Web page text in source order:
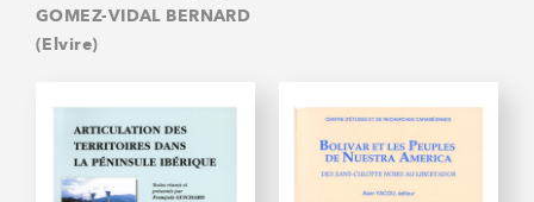
GOMEZ-VIDAL BERNARD
(Elvire)